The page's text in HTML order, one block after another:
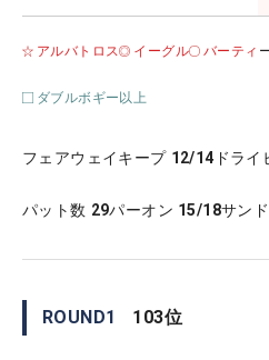
アルバトロス イーグル バーティ
ダブルボギー以上
フェアウェイキープ 12/14 ドラ
パット数 29パーオン 15/18サン
ROUND1 103位